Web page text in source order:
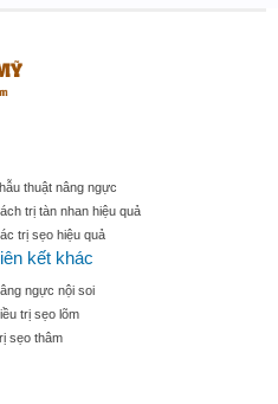
thuật nâng ngực
trị tàn nhan hiệu quả
trị sẹo hiệu quả
kết khác
ngực nội soi
trị sẹo lõm
sẹo thâm